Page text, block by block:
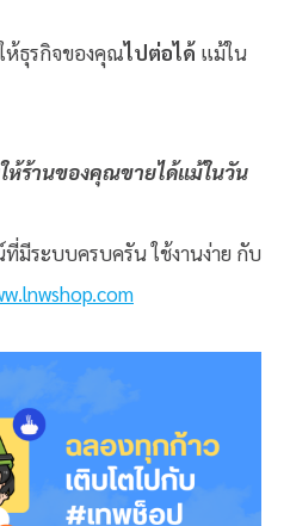
ห้ธุรกิจของคุณไปต่อได้ แม้ใน
ห้ร้านของคุณขายได้แม้ในวัน
มีระบบครบครัน ใช้งานง่าย กับ